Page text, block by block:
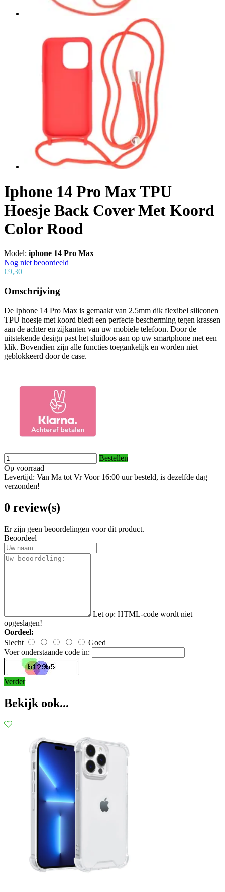
Iphone 14 Pro Max TPU
Hoesje Back Cover Met Koord
Color Rood
Model: iphone 14 Pro Max
Nog niet beoordeeld
€9,30
Omschrijving
De Iphone 14 Pro Max is gemaakt van 2.5mm dik flexibel siliconen
TPU hoesje met koord biedt een perfecte bescherming tegen krassen
aan de achter en zijkanten van uw mobiele telefoon. Door de
uitstekende design past het sluitloos aan op uw smartphone met een
klik. Bovendien zijn alle functies toegankelijk en worden niet
geblokkeerd door de case.
Bestellen
Op voorraad
Levertijd: Van Ma tot Vr Voor 16:00 uur besteld, is dezelfde dag
verzonden!
0 review(s)
Er zijn geen beoordelingen voor dit product.
Beoordeel
Let op: HTML-code wordt niet
opgeslagen!
Oordeel:
Slecht
Goed
Voer onderstaande code in:
Verder
Bekijk ook...